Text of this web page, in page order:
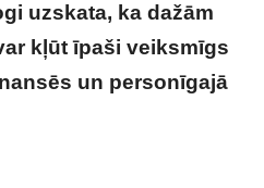
uzskata, ka dažām
kļūt īpaši veiksmīgs
un personīgajā